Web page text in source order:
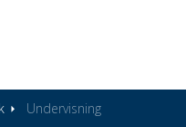
Undervisning